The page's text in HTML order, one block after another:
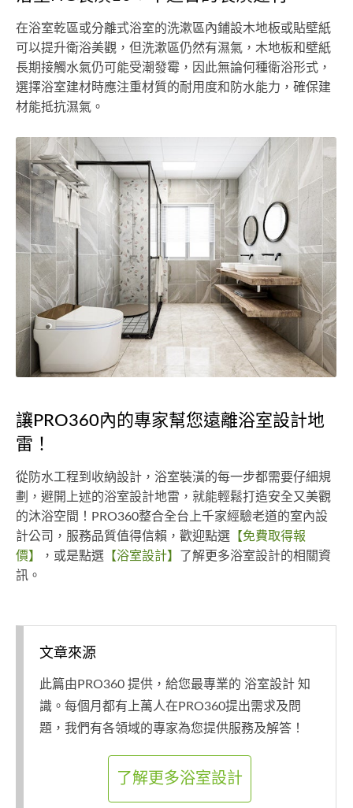
在浴室乾區或分離式浴室的洗漱區內鋪設木地板或貼壁紙
可以提升衛浴美觀，但洗漱區仍然有濕氣，木地板和壁紙
長期接觸水氣仍可能受潮發霉，因此無論何種衛浴形式，
選擇浴室建材時應注重材質的耐用度和防水能力，確保建
材能抵抗濕氣。
讓PRO360內的專家幫您遠離浴室設計地
雷！
從防水工程到收納設計，浴室裝潢的每一步都需要仔細規
劃，避開上述的浴室設計地雷，就能輕鬆打造安全又美觀
的沐浴空間！PRO360整合全台上千家經驗老道的室內設
計公司，服務品質值得信賴，歡迎點選 【免費取得報
價】
，或是點選 【浴室設計】
了解更多浴室設計的相關資
訊。
文章來源
此篇由PRO360 提供，給您最專業的 浴室設計 知
識。每個月都有上萬人在PRO360提出需求及問
題，我們有各領域的專家為您提供服務及解答！
了解更多浴室設計